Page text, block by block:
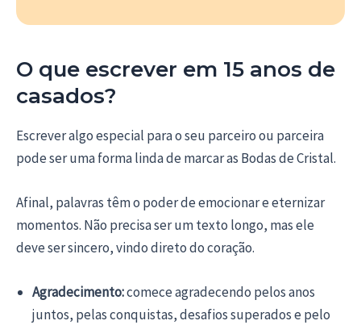
O que escrever em 15 anos de
casados?
Escrever algo especial para o seu parceiro ou parceira
pode ser uma forma linda de marcar as Bodas de Cristal.
Afinal, palavras têm o poder de emocionar e eternizar
momentos. Não precisa ser um texto longo, mas ele
deve ser sincero, vindo direto do coração.
Agradecimento:comece agradecendo pelos anos
juntos, pelas conquistas, desafios superados e pelo